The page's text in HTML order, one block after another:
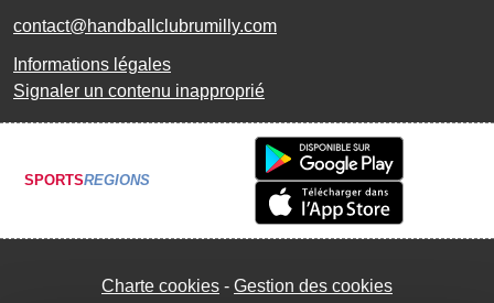
contact@handballclubrumilly.com
Informations légales
Signaler un contenu inapproprié
SPORTSREGIONS
Charte cookies Gestion des cookies